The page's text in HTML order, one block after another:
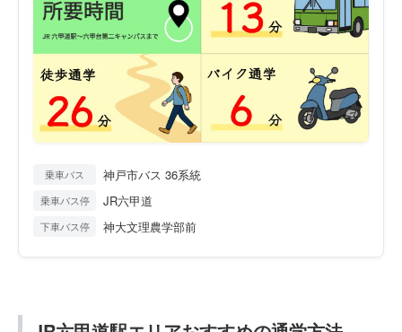
乗車バス 神戸市バス 36系統
乗車バス停 JR六甲道
下車バス停 神大文理農学部前